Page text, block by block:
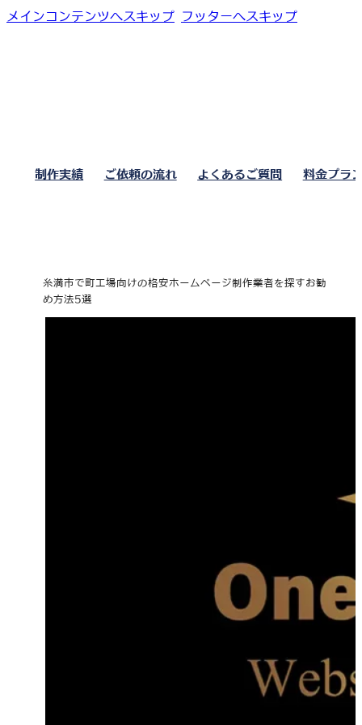
メインコンテンツへスキップ フッターへスキップ
制作実績 ご依頼の流れ よくあるご質問 料金プラ
糸満市で町工場向けの格安ホームページ制作業者を探すお勧
め方法5選